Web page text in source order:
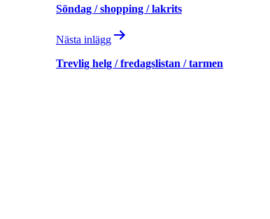
Söndag / shopping / lakrits
Nästa inlägg
Trevlig helg / fredagslistan / tarmen